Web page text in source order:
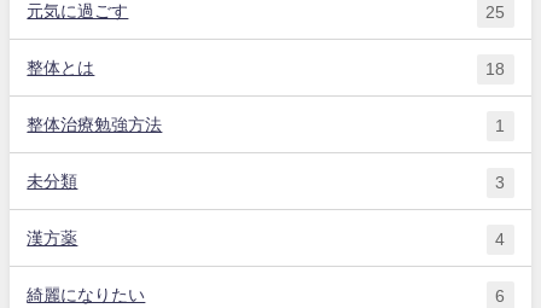
元気に過ごす 25
整体とは 18
整体治療勉強方法 1
未分類 3
漢方薬 4
綺麗になりたい 6